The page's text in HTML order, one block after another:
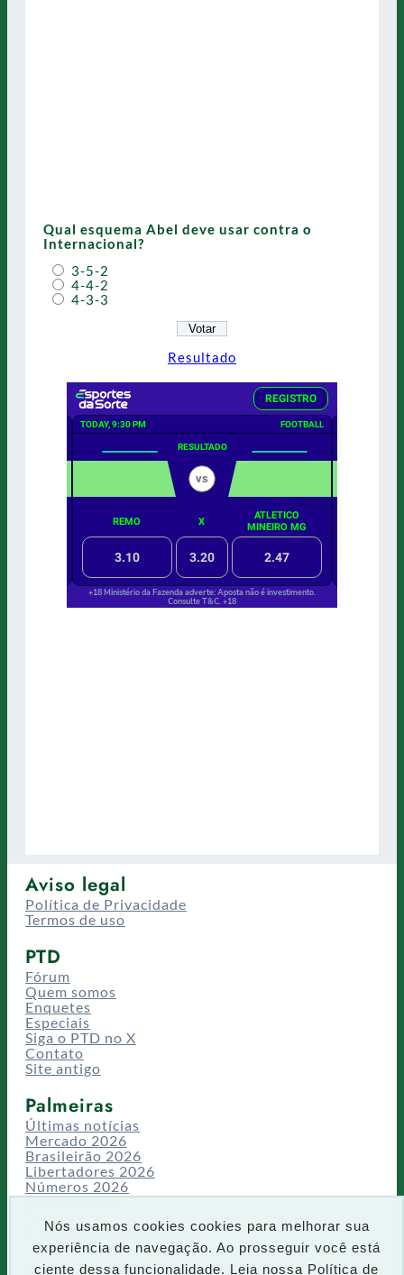
Nós usamos cookies cookies para melhorar sua
experiência de navegação. Ao prosseguir você está
ciente dessa funcionalidade. Leia nossa Política de
Qual esquema Abel deve usar contra o
Internacional?
3-5-2
4-4-2
4-3-3
Resultado
Aviso legal
Política de Privacidade
Termos de uso
PTD
Fórum
Quem somos
Enquetes
Especiais
Siga o PTD no X
Contato
Site antigo
Palmeiras
Últimas notícias
Mercado 2026
Brasileirão 2026
Libertadores 2026
Números 2026
Campeonatos
CT/Centro de Excelência
Busca